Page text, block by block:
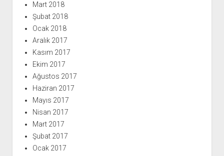
Mart 2018
Şubat 2018
Ocak 2018
Aralık 2017
Kasım 2017
Ekim 2017
Ağustos 2017
Haziran 2017
Mayıs 2017
Nisan 2017
Mart 2017
Şubat 2017
Ocak 2017